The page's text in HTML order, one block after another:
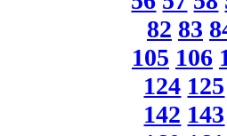
82 83
105 106
124 125
142 143